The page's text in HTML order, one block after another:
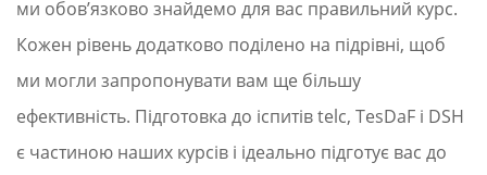
ми обов’язково знайдемо для вас правильний курс.
Кожен рівень додатково поділено на підрівні, щоб
ми могли запропонувати вам ще більшу
ефективність. Підготовка до іспитів telc, TesDaF і DSH
є частиною наших курсів і ідеально підготує вас до